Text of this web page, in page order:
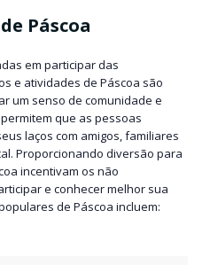
Páscoa
em participar das
e atividades de Páscoa são
um senso de comunidade e
que as pessoas
laços com amigos, familiares
Proporcionando diversão para
incentivam os não
e conhecer melhor sua
de Páscoa incluem: